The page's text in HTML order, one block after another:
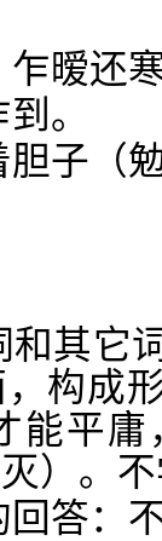
暧还
。
子（
其它
构成
能平
）。
答：